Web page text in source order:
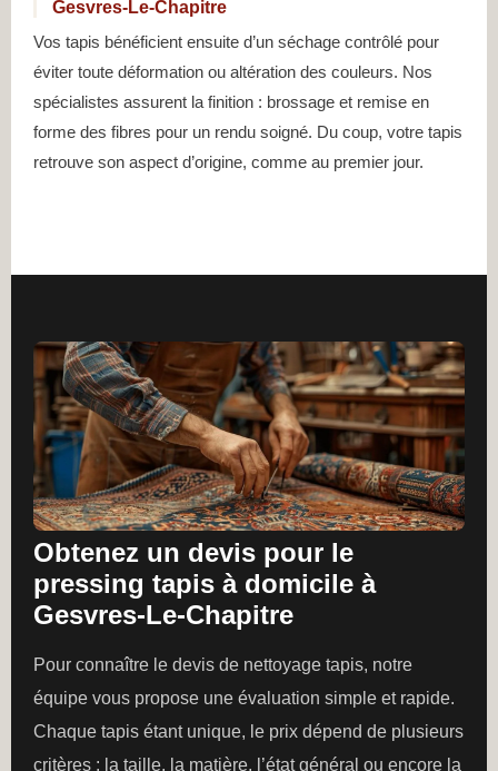
Gesvres-Le-Chapitre
Vos tapis bénéficient ensuite d’un séchage contrôlé pour
éviter toute déformation ou altération des couleurs. Nos
spécialistes assurent la finition : brossage et remise en
forme des fibres pour un rendu soigné. Du coup, votre tapis
retrouve son aspect d’origine, comme au premier jour.
Obtenez un devis pour le
pressing tapis à domicile à
Gesvres-Le-Chapitre
Pour connaître le devis de nettoyage tapis, notre
équipe vous propose une évaluation simple et rapide.
Chaque tapis étant unique, le prix dépend de plusieurs
critères : la taille, la matière, l’état général ou encore la